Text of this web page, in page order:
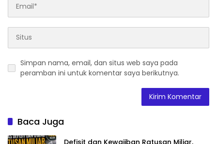
Simpan nama, email, dan situs web saya pada
peramban ini untuk komentar saya berikutnya.
Baca Juga